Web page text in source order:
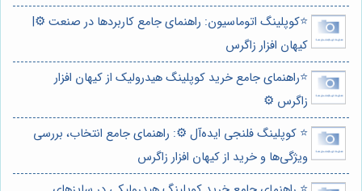
⭐️کوپلینگ اتوماسیون: راهنمای جامع کاربردها در صنعت ⚙️|
کیهان افزار زاگرس
⭐️راهنمای جامع خرید کوپلینگ هیدرولیک از کیهان افزار
زاگرس ⚙️
⭐️ کوپلینگ فلنجی ایده‌آل ⚙️: راهنمای جامع انتخاب، بررسی
ویژگی‌ها و خرید از کیهان افزار زاگرس